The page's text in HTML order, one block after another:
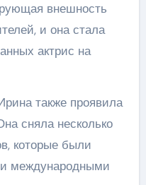
внешность
и она стала
актрис на
также проявила
сняла несколько
которые были
международными